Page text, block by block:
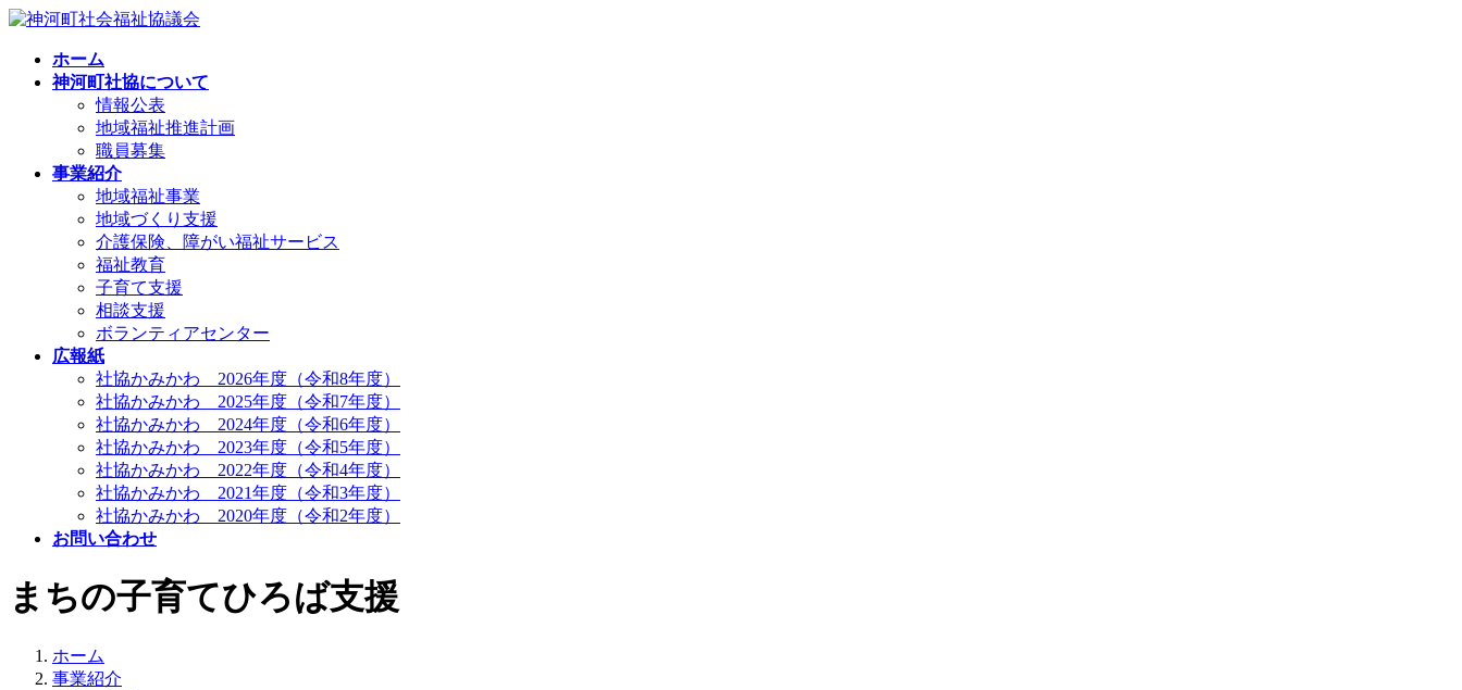
コ
ナ
ホーム
神河町社協について
情報公表
地域福祉推進計画
職員募集
事業紹介
地域福祉事業
地域づくり支援
介護保険、障がい福祉サービス
福祉教育
子育て支援
相談支援
ボランティアセンター
広報紙
社協かみかわ 2026年度（令和8年度）
社協かみかわ 2025年度（令和7年度）
社協かみかわ 2024年度（令和6年度）
社協かみかわ 2023年度（令和5年度）
社協かみかわ 2022年度（令和4年度）
社協かみかわ 2021年度（令和3年度）
社協かみかわ 2020年度（令和2年度）
お問い合わせ
まちの子育てひろば支援
ホーム
事業紹介